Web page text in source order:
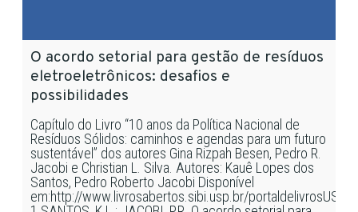
O acordo setorial para gestão de resíduos
eletroeletrônicos: desafios e
possibilidades
Capítulo do Livro “10 anos da Política Nacional de
Resíduos Sólidos: caminhos e agendas para um futuro
sustentável” dos autores Gina Rizpah Besen, Pedro R.
Jacobi e Christian L. Silva. Autores: Kauê Lopes dos
Santos, Pedro Roberto Jacobi Disponível
em:http://www.livrosabertos.sibi.usp.br/